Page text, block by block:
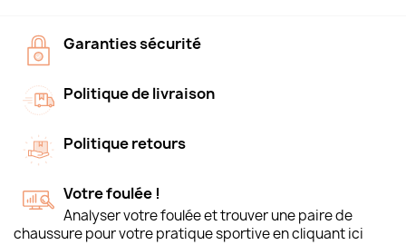
Garanties sécurité
Politique de livraison
Politique retours
Votre foulée !
Analyser votre foulée et trouver une paire de
chaussure pour votre pratique sportive en cliquant ici